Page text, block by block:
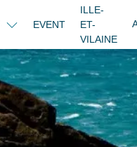
EVENT
ILLE-
ET-
VILAINE